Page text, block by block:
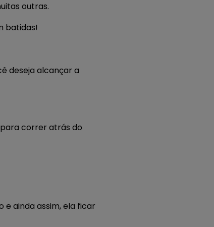
outras.
batidas!
deseja alcançar a
correr atrás do
e ainda assim, ela ficar